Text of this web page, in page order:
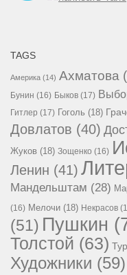
TAGS
Америка (14) Ахматова
Бунин (16) Быков (17)
Гитлер (17) Гоголь (18)
Довлатов (40)
Жуков (18) Зощенко (16)
Ленин (41)
Мандельштам (28)
(16) Мелочи (18) Некрасов
(51) Пушкин
Толстой (63)
Художники (59)